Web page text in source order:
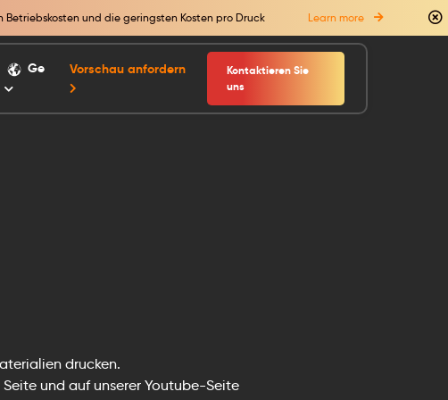
und die geringsten Kosten pro Druck Learn more
Ge Vorschau anfordern
Kontaktieren Sie
uns
drucken.
und auf unserer Youtube-Seite